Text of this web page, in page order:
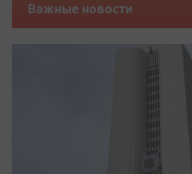
Важные новости